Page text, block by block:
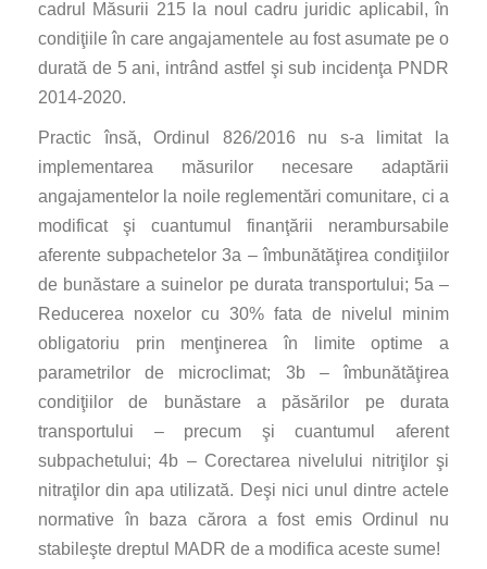
cadrul Măsurii 215 la noul cadru juridic aplicabil, în
condiţiile în care angajamentele au fost asumate pe o
durată de 5 ani, intrând astfel şi sub incidenţa PNDR
2014-2020.
Practic însă, Ordinul 826/2016 nu s-a limitat la
implementarea măsurilor necesare adaptării
angajamentelor la noile reglementări comunitare, ci a
modificat şi cuantumul finanţării nerambursabile
aferente subpachetelor 3a – îmbunătăţirea condiţiilor
de bunăstare a suinelor pe durata transportului; 5a –
Reducerea noxelor cu 30% fata de nivelul minim
obligatoriu prin menţinerea în limite optime a
parametrilor de microclimat; 3b – îmbunătăţirea
condiţiilor de bunăstare a păsărilor pe durata
transportului – precum şi cuantumul aferent
subpachetului; 4b – Corectarea nivelului nitriţilor şi
nitraţilor din apa utilizată. Deşi nici unul dintre actele
normative în baza cărora a fost emis Ordinul nu
stabileşte dreptul MADR de a modifica aceste sume!